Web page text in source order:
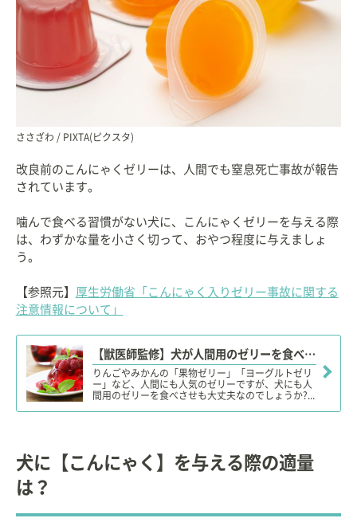
ささざわ / PIXTA(ピクスタ)
改良前のこんにゃくゼリーは、人間でも窒息死亡事故が報告
されています。
噛んで食べる習慣がない犬に、こんにゃくゼリーを与える際
は、わずかな量を小さく切って、おやつ程度に与えましょ
う。
【参照元】 厚生労働省「こんにゃく入りゼリー事故に関する
注意情報について」
【獣医師監修】犬が人間用のゼリーを食べても大丈夫？老犬や食欲不振の犬におすすめ！？
りんごやみかんの「果物ゼリー」「ヨーグルトゼリ
ー」など、人間にも人気のゼリーですが、犬にも人
間用のゼリーを食べさせも大丈夫なのでしょうか?...
犬に【こんにゃく】を与える際の適量
は？